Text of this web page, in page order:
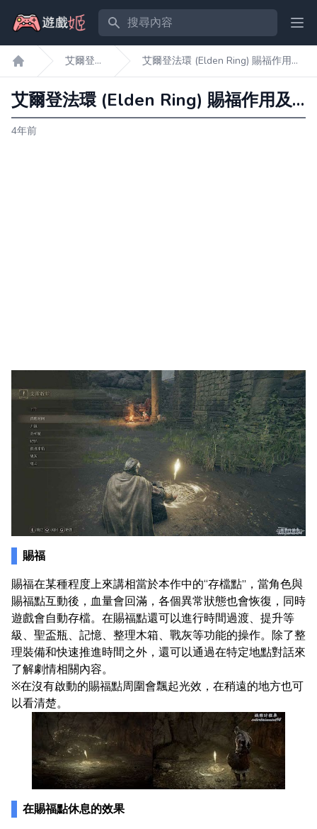
搜尋內容
遊戲姬首頁
艾爾登
法環
艾爾登法環 (Elden Ring) 賜福作用及
效果介紹
艾爾登法環 (Elden Ring) 賜福作用及效果介紹
4年前
賜福
賜福在某種程度上來講相當於本作中的“存檔點”，當角色與
賜福點互動後，血量會回滿，各個異常狀態也會恢復，同時
遊戲會自動存檔。在賜福點還可以進行時間過渡、提升等
級、聖盃瓶、記憶、整理木箱、戰灰等功能的操作。除了整
理裝備和快速推進時間之外，還可以通過在特定地點對話來
了解劇情相關內容。
※在沒有啟動的賜福點周圍會飄起光效，在稍遠的地方也可
以看清楚。
在賜福點休息的效果